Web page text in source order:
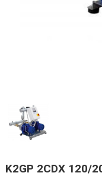
K2GP 2CDX 120/